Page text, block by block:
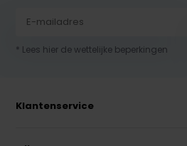
* Lees hier de wettelijke beperkingen
Klantenservice